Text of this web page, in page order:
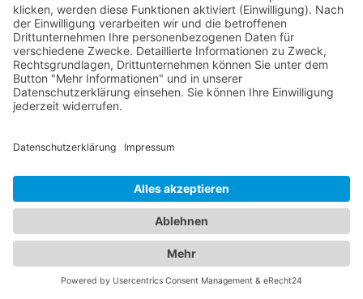
Überprüfen Sie die Lizenz und Versicherung: Stellen
Sie sicher, dass der Dachdecker, den Sie in
Betracht ziehen, eine gültige Lizenz und eine
ausreichende Versicherung hat. Eine Lizenz
bestätigt, dass der Dachdecker die erforderlichen
Kenntnisse und Fähigkeiten hat, um die Arbeit
Versicherung schützt Sie vor Haftung, falls
oder Verletzungen auftreten. Lesen Sie
Bewertungen und Referenzen: Lesen Sie
Bewertungen und Referenzen von früheren
Kunden, um sicherzustellen, dass der Dachdecker
eine gute Reputation hat und qualitativ
hochwertige Arbeit leistet. Dies kann Ihnen auch